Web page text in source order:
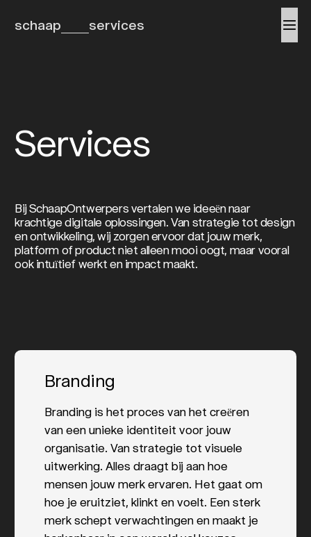
schaap services
Services
Bij SchaapOntwerpers vertalen we ideeën naar
krachtige digitale oplossingen. Van strategie tot design
en ontwikkeling, wij zorgen ervoor dat jouw merk,
platform of product niet alleen mooi oogt, maar vooral
ook intuïtief werkt en impact maakt.
Branding
Branding is het proces van het creëren
van een unieke identiteit voor jouw
organisatie. Van strategie tot visuele
uitwerking. Alles draagt bij aan hoe
mensen jouw merk ervaren. Het gaat om
hoe je eruitziet, klinkt en voelt. Een sterk
merk schept verwachtingen en maakt je